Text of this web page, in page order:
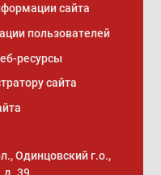
сайта
пользователей
ресурсы
сайта
Одинцовский г.о.,